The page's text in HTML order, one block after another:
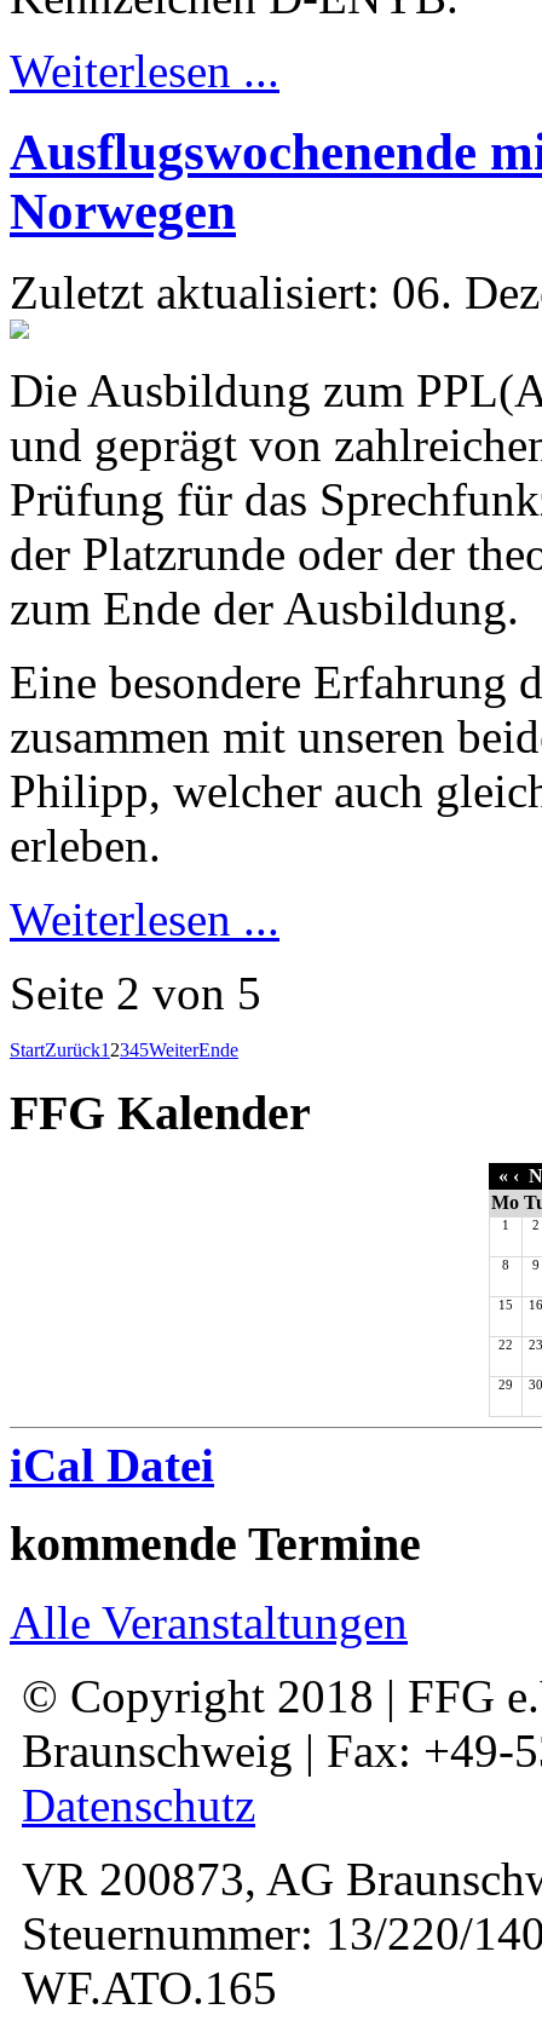
Weiterlesen ...
Ausflugswochenende
Norwegen
Zuletzt aktualisiert: 06.
Die Ausbildung zum
und geprägt von
Prüfung für das
der Platzrunde oder der
zum Ende der Ausbildung.
Eine besondere Erfahrung
zusammen mit unseren
Philipp, welcher auch
erleben.
Weiterlesen ...
Seite 2 von 5
StartZurück1 2345WeiterEnde
FFG Kalender
« ‹
Mo
1 2
8 9
15 16
22 23
29 30
iCal Datei
kommende Termine
Alle Veranstaltungen
© Copyright 2018 | FFG
Braunschweig | Fax: +49-
Datenschutz
VR 200873, AG
Steuernummer: 13/220/
WF.ATO.165